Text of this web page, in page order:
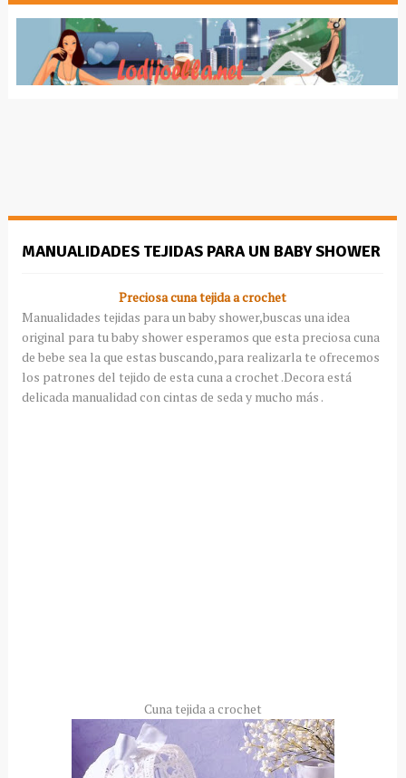
MANUALIDADES TEJIDAS PARA UN BABY SHOWER
Preciosa cuna tejida acrochet
Manualidades tejidas para un baby shower,buscas una idea
original para tu baby showeresperamos que esta preciosa cuna
de bebe sea la que estas buscando,para realizarla te ofrecemos
los patrones del tejido de esta cuna a crochet .Decora está
delicada manualidad con cintas de seda y mucho más .
Cuna tejida a crochet